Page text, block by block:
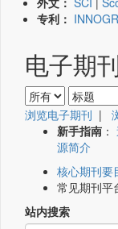
专利：
电子期
浏览电子期刊 |
新手指南 ：
源简介
核心期刊要
常见期刊平
站内搜索